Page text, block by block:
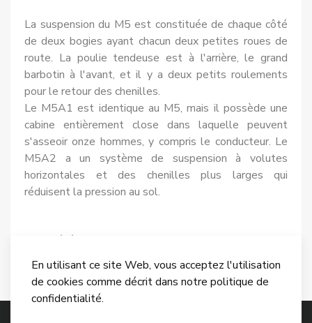
En utilisant ce site Web, vous acceptez l'utilisation
de cookies comme décrit dans notre politique de
confidentialité.
La suspension du M5 est constituée de chaque côté
de deux bogies ayant chacun deux petites roues de
route. La poulie tendeuse est à l'arrière, le grand
barbotin à l'avant, et il y a deux petits roulements
pour le retour des chenilles.
Le M5A1 est identique au M5, mais il possède une
cabine entière­ment close dans laquelle peuvent
s'asseoir onze hommes, y compris le conducteur. Le
M5A2 a un système de suspension à volutes
horizontales et des chenilles plus larges qui
réduisent la pression au sol.
Article précédent : M8
Précédent